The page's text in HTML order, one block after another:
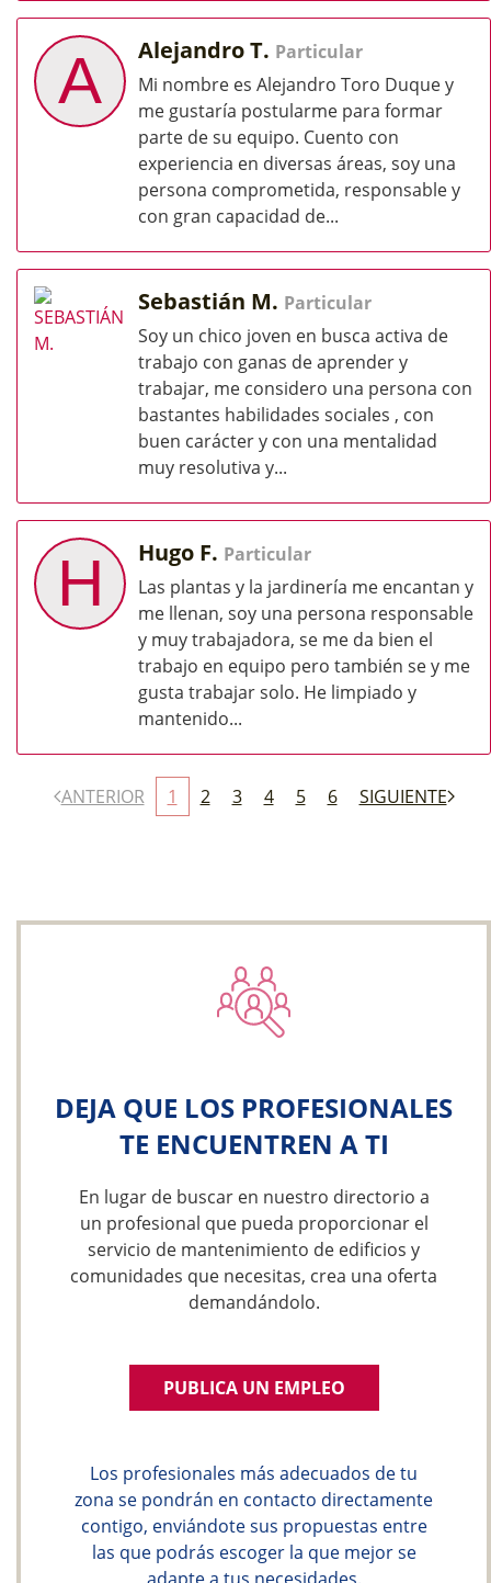
A Alejandro T. Particular
Mi nombre es Alejandro Toro Duque y
me gustaría postularme para formar
parte de su equipo. Cuento con
experiencia en diversas áreas, soy una
persona comprometida, responsable y
con gran capacidad de...
Sebastián M. Particular
Soy un chico joven en busca activa de
trabajo con ganas de aprender y
trabajar, me considero una persona con
bastantes habilidades sociales , con
buen carácter y con una mentalidad
muy resolutiva y...
H Hugo F. Particular
Las plantas y la jardinería me encantan y
me llenan, soy una persona responsable
y muy trabajadora, se me da bien el
trabajo en equipo pero también se y me
gusta trabajar solo. He limpiado y
mantenido...
ANTERIOR 1 2 3 4 5 6 SIGUIENTE
DEJA QUE LOS PROFESIONALES
TE ENCUENTREN A TI
En lugar de buscar en nuestro directorio a
un profesional que pueda proporcionar el
servicio de mantenimiento de edificios y
comunidades que necesitas, crea una oferta
demandándolo.
PUBLICA UN EMPLEO
Los profesionales más adecuados de tu
zona se pondrán en contacto directamente
contigo, enviándote sus propuestas entre
las que podrás escoger la que mejor se